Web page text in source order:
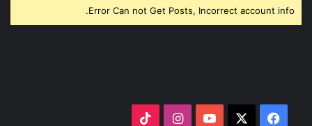
Error Can not Get Posts, Incorrect account info.
فيسبوك ‫YouTubeانستقرام